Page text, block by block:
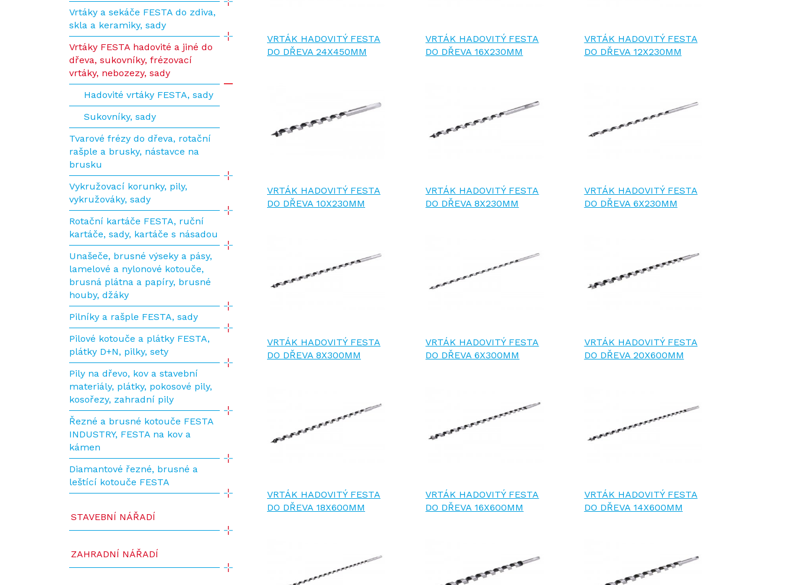
Vrtáky a sekáče FESTA do zdiva,
skla a keramiky, sady
Vrtáky FESTA hadovité a jiné do
dřeva, sukovníky, frézovací
vrtáky, nebozezy, sady
Hadovité vrtáky FESTA, sady
Sukovníky, sady
Tvarové frézy do dřeva, rotační
rašple a brusky, nástavce na
brusku
Vykružovací korunky, pily,
vykružováky, sady
Rotační kartáče FESTA, ruční
kartáče, sady, kartáče s násadou
Unašeče, brusné výseky a pásy,
lamelové a nylonové kotouče,
brusná plátna a papíry, brusné
houby, džáky
Pilníky a rašple FESTA, sady
Pilové kotouče a plátky FESTA,
plátky D+N, pilky, sety
Pily na dřevo, kov a stavební
materiály, plátky, pokosové pily,
kosořezy, zahradní pily
Řezné a brusné kotouče FESTA
INDUSTRY, FESTA na kov a
kámen
Diamantové řezné, brusné a
leštící kotouče FESTA
STAVEBNÍ NÁŘADÍ
ZAHRADNÍ NÁŘADÍ
VRTÁK HADOVITÝ FESTA
DO DŘEVA 24X450MM
VRTÁK HADOVITÝ FESTA
DO DŘEVA 16X230MM
VRTÁK HADOVITÝ FESTA
DO DŘEVA 12X230MM
VRTÁK HADOVITÝ FESTA
DO DŘEVA 10X230MM
VRTÁK HADOVITÝ FESTA
DO DŘEVA 8X230MM
VRTÁK HADOVITÝ FESTA
DO DŘEVA 6X230MM
VRTÁK HADOVITÝ FESTA
DO DŘEVA 8X300MM
VRTÁK HADOVITÝ FESTA
DO DŘEVA 6X300MM
VRTÁK HADOVITÝ FESTA
DO DŘEVA 20X600MM
VRTÁK HADOVITÝ FESTA
DO DŘEVA 18X600MM
VRTÁK HADOVITÝ FESTA
DO DŘEVA 16X600MM
VRTÁK HADOVITÝ FESTA
DO DŘEVA 14X600MM